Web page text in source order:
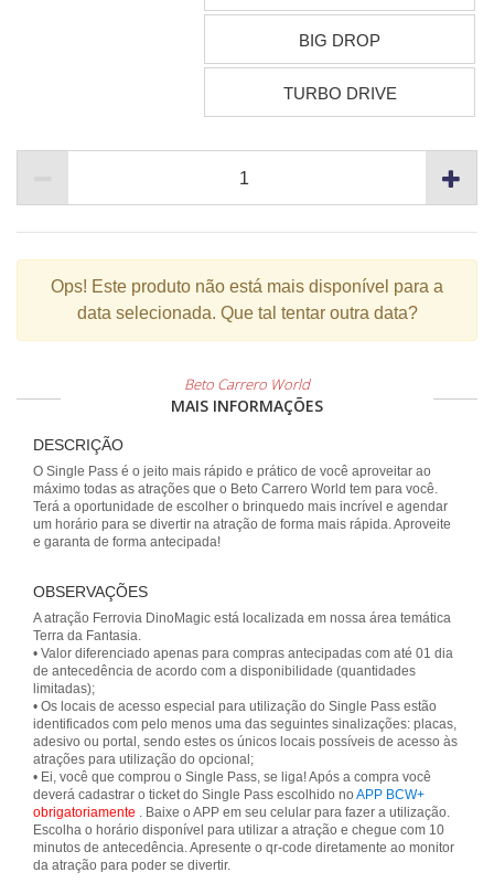
BIG DROP
TURBO DRIVE
Ops! Este produto não está mais disponível para a
data selecionada. Que tal tentar outra data?
Beto Carrero World
MAIS INFORMAÇÕES
DESCRIÇÃO
O Single Pass é o jeito mais rápido e prático de você aproveitar ao
máximo todas as atrações que o Beto Carrero World tem para você.
Terá a oportunidade de escolher o brinquedo mais incrível e agendar
um horário para se divertir na atração de forma mais rápida. Aproveite
e garanta de forma antecipada!
OBSERVAÇÕES
A atração Ferrovia DinoMagic está localizada em nossa área temática
Terra da Fantasia.
• Valor diferenciado apenas para compras antecipadas com até 01 dia
de antecedência de acordo com a disponibilidade (quantidades
limitadas);
• Os locais de acesso especial para utilização do Single Pass estão
identificados com pelo menos uma das seguintes sinalizações: placas,
adesivo ou portal, sendo estes os únicos locais possíveis de acesso às
atrações para utilização do opcional;
• Ei, você que comprou o Single Pass, se liga! Após a compra você
deverá cadastrar o ticket do Single Pass escolhido no APP BCW+
obrigatoriamente . Baixe o APP em seu celular para fazer a utilização.
Escolha o horário disponível para utilizar a atração e chegue com 10
minutos de antecedência. Apresente o qr-code diretamente ao monitor
da atração para poder se divertir.